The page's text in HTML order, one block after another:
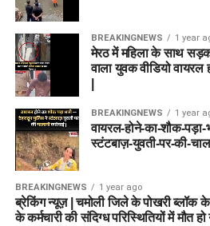
BREAKINGNEWS 1 year
मेरठ में महिला के साथ
वाला युवक वीडियो वायरल
BREAKINGNEWS 1 year
वायरल-होने-का-शौक-
स्टंटबाज़-युवती-पर-की-
BREAKINGNEWS 1 year ago
ब्रेकिंग न्यूज़ | चमोली जिले के पोखरी ब्लॉक के
के कर्मचारी की संदिग्ध परिस्थितियों में मौत हो